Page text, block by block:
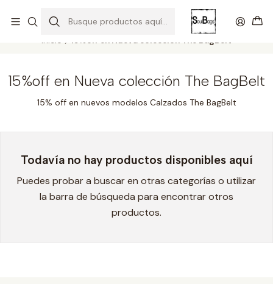
SOLO EL CUERO REEMPLAZA AL CUERO Todas las carteras acá
Inicio 15%off en Nueva colección The BagBelt
15%off en Nueva colección The BagBelt
15% off en nuevos modelos Calzados The BagBelt
Todavía no hay productos disponibles aquí
Puedes probar a buscar en otras categorías o utilizar
la barra de búsqueda para encontrar otros
productos.